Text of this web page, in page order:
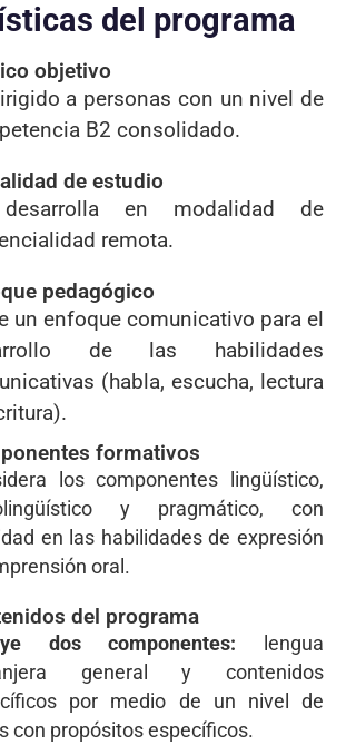
del programa
objetivo
a personas con un nivel de
B2 consolidado.
de estudio
en modalidad de
remota.
pedagógico
un enfoque comunicativo para el
de las habilidades
(habla, escucha, lectura
formativos
los componentes lingüístico,
y pragmático, con
en las habilidades de expresión
oral.
del programa
dos componentes:
lengua
general y contenidos
por medio de un nivel de
con propósitos específicos.